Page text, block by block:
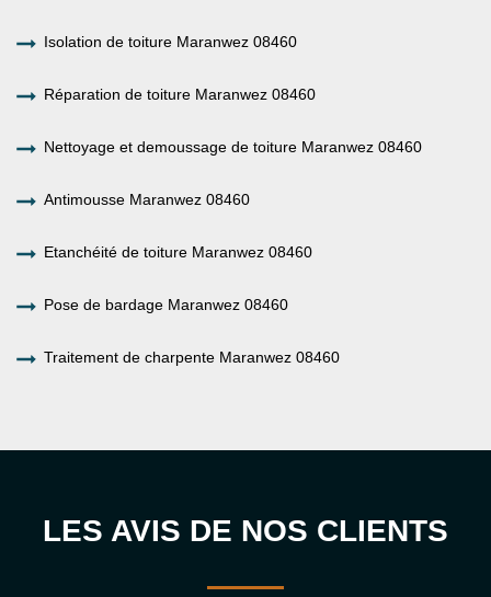
Isolation de toiture Maranwez 08460
Réparation de toiture Maranwez 08460
Nettoyage et demoussage de toiture Maranwez 08460
Antimousse Maranwez 08460
Etanchéité de toiture Maranwez 08460
Pose de bardage Maranwez 08460
Traitement de charpente Maranwez 08460
LES AVIS DE NOS CLIENTS